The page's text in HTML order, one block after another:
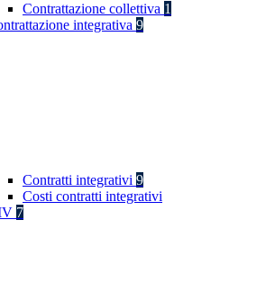
Contrattazione collettiva 1
integrativa 9
Contratti integrativi 9
Costi contratti integrativi
7